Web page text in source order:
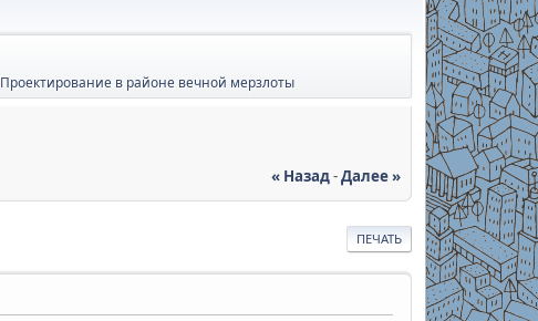
Проектирование в районе вечной мерзлоты
« Назад-Далее »
ПЕЧАТЬ